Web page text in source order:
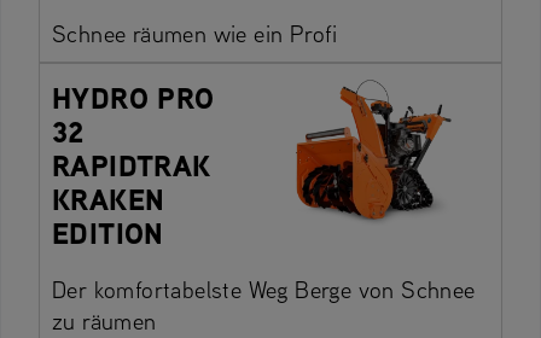
Schnee räumen wie ein Profi
HYDRO PRO
32
RAPIDTRAK
KRAKEN
EDITION
Der komfortabelste Weg Berge von Schnee
zu räumen